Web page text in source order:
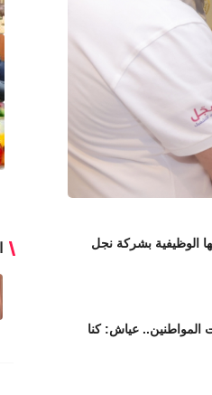
الوظيفية بشركة نجل
عياش: كنا